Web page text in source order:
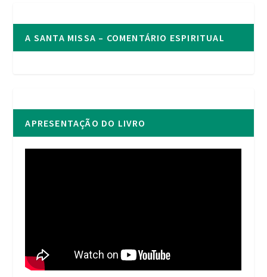
A SANTA MISSA – COMENTÁRIO ESPIRITUAL
APRESENTAÇÃO DO LIVRO